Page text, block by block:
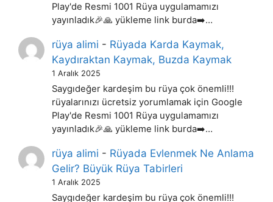
Play'de Resmi 1001 Rüya uygulamamızı
yayınladık🎉🙏 yükleme link burda➡️…
rüya alimi - Rüyada Karda Kaymak,
Kaydıraktan Kaymak, Buzda Kaymak
1 Aralık 2025
Saygıdeğer kardeşim bu rüya çok önemli!!!
rüyalarınızı ücretsiz yorumlamak için Google
Play'de Resmi 1001 Rüya uygulamamızı
yayınladık🎉🙏 yükleme link burda➡️…
rüya alimi - Rüyada Evlenmek Ne Anlama
Gelir? Büyük Rüya Tabirleri
1 Aralık 2025
Saygıdeğer kardeşim bu rüya çok önemli!!!